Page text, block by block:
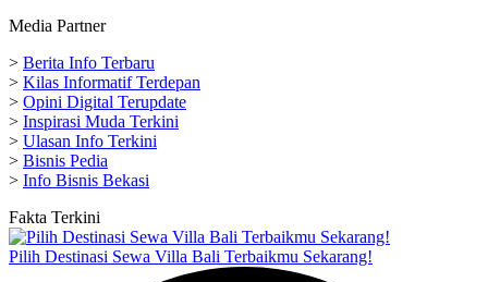
Media Partner
> Berita Info Terbaru
> Kilas Informatif Terdepan
> Opini Digital Terupdate
> Inspirasi Muda Terkini
> Ulasan Info Terkini
> Bisnis Pedia
> Info Bisnis Bekasi
Fakta Terkini
Pilih Destinasi Sewa Villa Bali Terbaikmu Sekarang!